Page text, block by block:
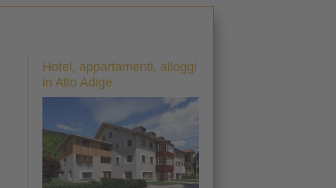
Hotel, appartamenti, alloggi
in Alto Adige